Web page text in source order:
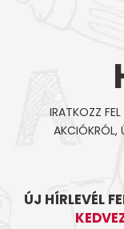
IRATKOZZ FEL
AKCIÓKRÓL,
ÚJ HÍRLEVÉL